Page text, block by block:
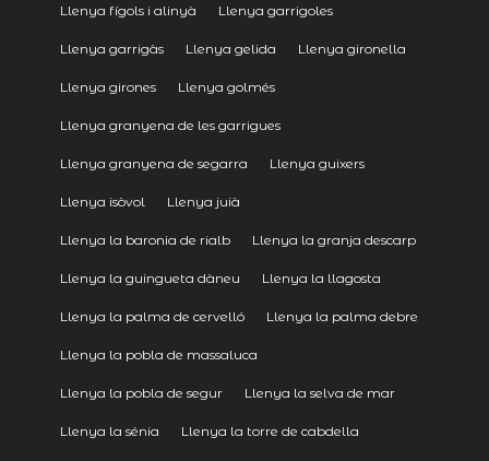
Llenya fígols i alinyà Llenya garrigoles
Llenya garrigàs Llenya gelida Llenya gironella
Llenya girones Llenya golmés
Llenya granyena de les garrigues
Llenya granyena de segarra Llenya guixers
Llenya isòvol Llenya juià
Llenya la baronia de rialb Llenya la granja descarp
Llenya la guingueta dàneu Llenya la llagosta
Llenya la palma de cervelló Llenya la palma debre
Llenya la pobla de massaluca
Llenya la pobla de segur Llenya la selva de mar
Llenya la sénia Llenya la torre de cabdella